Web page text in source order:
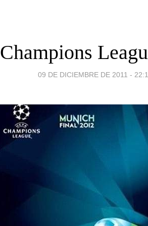
Champions
09 DE DICIEMBRE DE 2011 -